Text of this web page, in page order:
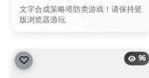
文字合成策略塔防类游戏！请保持竖
版浏览器游玩
96